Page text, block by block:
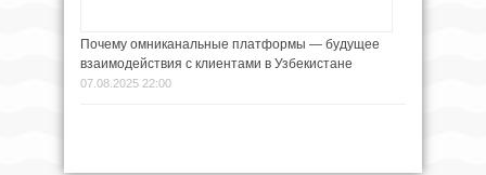
Почему омниканальные платформы — будущее
взаимодействия с клиентами в Узбекистане
07.08.2025 22:00